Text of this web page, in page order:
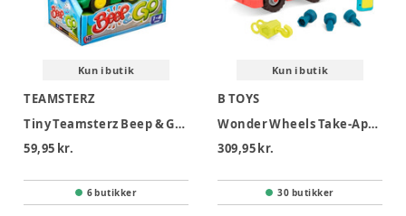
Kun i butik
TEAMSTERZ
Tiny Teamsterz Beep & Go Single
59,95 kr.
6 butikker
Kun i butik
B TOYS
Wonder Wheels Take-Apart bil
309,95 kr.
30 butikker